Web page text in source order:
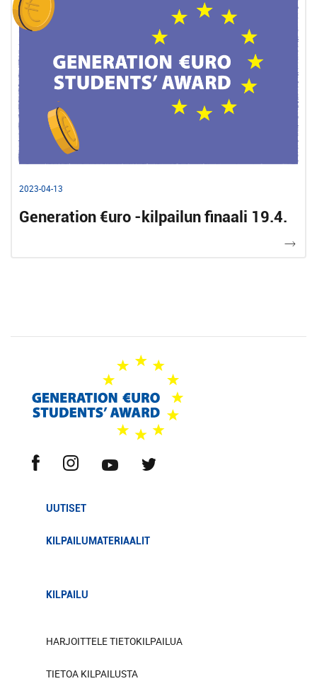
2023-04-13
Generation €uro -kilpailun finaali 19.4.
UUTISET
KILPAILUMATERIAALIT
KILPAILU
HARJOITTELE TIETOKILPAILUA
TIETOA KILPAILUSTA